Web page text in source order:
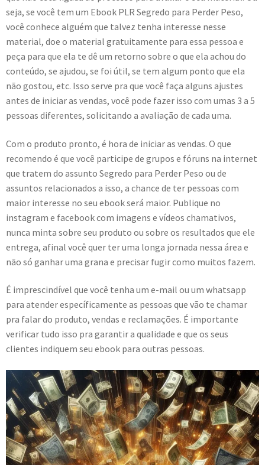
seja, se você tem um Ebook PLR Segredo para Perder Peso,
você conhece alguém que talvez tenha interesse nesse
material, doe o material gratuitamente para essa pessoa e
peça para que ela te dê um retorno sobre o que ela achou do
conteúdo, se ajudou, se foi útil, se tem algum ponto que ela
não gostou, etc. Isso serve pra que você faça alguns ajustes
antes de iniciar as vendas, você pode fazer isso com umas 3 a 5
pessoas diferentes, solicitando a avaliação de cada uma.
Com o produto pronto, é hora de iniciar as vendas. O que
recomendo é que você participe de grupos e fóruns na internet
que tratem do assunto Segredo para Perder Peso ou de
assuntos relacionados a isso, a chance de ter pessoas com
maior interesse no seu ebook será maior. Publique no
instagram e facebook com imagens e vídeos chamativos,
nunca minta sobre seu produto ou sobre os resultados que ele
entrega, afinal você quer ter uma longa jornada nessa área e
não só ganhar uma grana e precisar fugir como muitos fazem.
É imprescindível que você tenha um e-mail ou um whatsapp
para atender específicamente as pessoas que vão te chamar
pra falar do produto, vendas e reclamações. É importante
verificar tudo isso pra garantir a qualidade e que os seus
clientes indiquem seu ebook para outras pessoas.